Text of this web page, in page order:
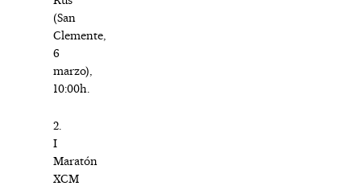
(San
Clemente,
6
marzo),
10:00h.
2.
I
Maratón
XCM